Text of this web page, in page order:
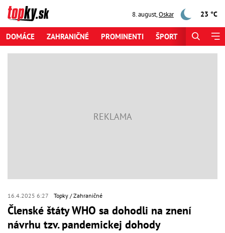
8. august,Oskar 23 °C
DOMÁCE ZAHRANIČNÉ PROMINENTI ŠPORT
16.4.2025 6:27 Topky Zahraničné
Členské štáty WHO sa dohodli na znení
návrhu tzv. pandemickej dohody